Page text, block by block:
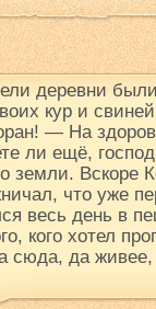
деревни
кур и
— На
ли ещё,
земли. Вскоре
что уже
весь день в
кого хотел
сюда, да